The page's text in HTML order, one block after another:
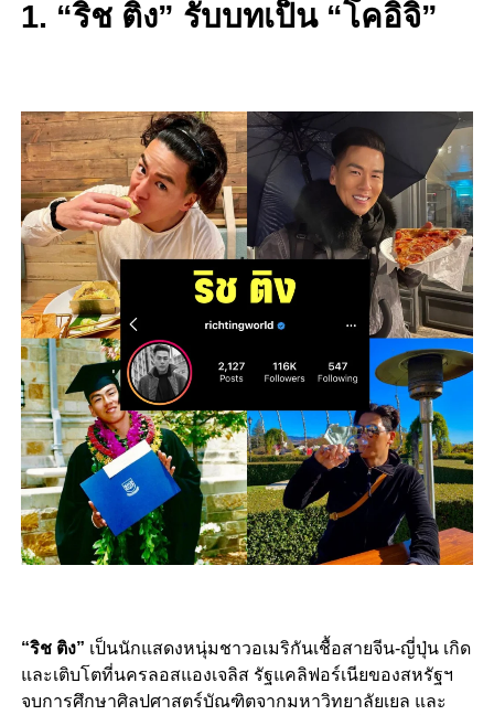
1. “ริช ติง” รับบทเป็น “โคอิจิ”
“ริช ติง” เป็นนักแสดงหนุ่มชาวอเมริกันเชื้อสายจีน-ญี่ปุ่น เกิด
และเติบโตที่นครลอสแองเจลิส รัฐแคลิฟอร์เนียของสหรัฐฯ
จบการศึกษาศิลปศาสตร์บัณฑิตจากมหาวิทยาลัยเยล และ